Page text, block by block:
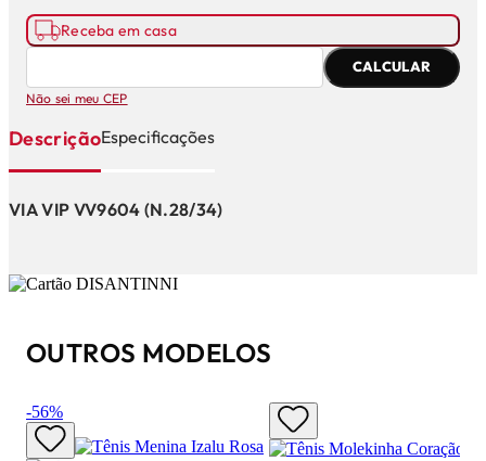
Receba em casa
CALCULAR
Não sei meu CEP
DescriçãoEspecificações
VIA VIP VV9604 (N.28/34)
OUTROS MODELOS
-56%